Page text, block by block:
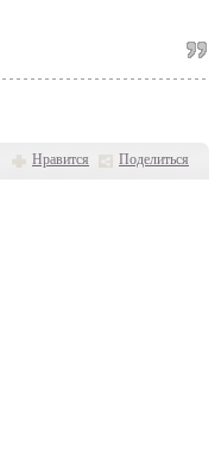
Нравится Поделиться